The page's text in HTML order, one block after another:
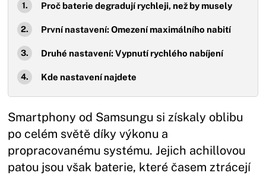
Proč baterie degradují rychleji, než by musely
První nastavení: Omezení maximálního nabití
Druhé nastavení: Vypnutí rychlého nabíjení
Kde nastavení najdete
Smartphony od Samsungu si získaly oblibu
po celém světě díky výkonu a
propracovanému systému. Jejich achillovou
patou jsou však baterie, které časem ztrácejí